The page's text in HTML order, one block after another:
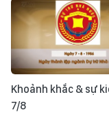
Khoảnh khắc & sự
7/8